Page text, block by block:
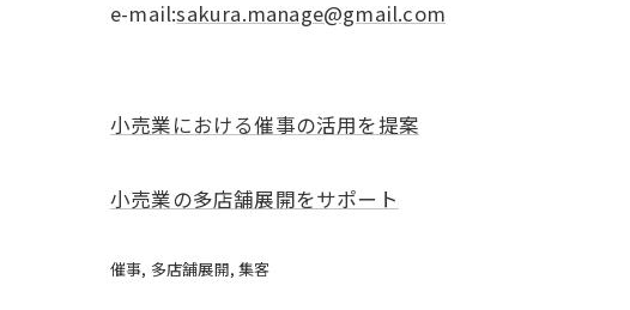
e-mail:sakura.manage@gmail.com
小売業における催事の活用を提案
小売業の多店舗展開をサポート
催事 多店舗展開 集客